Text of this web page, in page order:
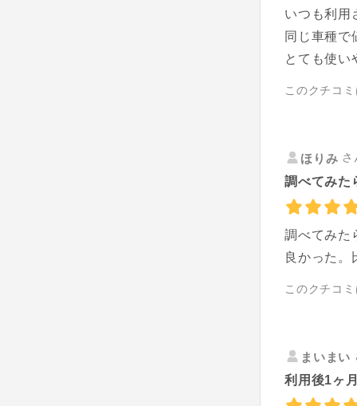
いつも利用
同じ車種
とても使い
このクチコ
ほりみ
調べてみた
調べてみた
良かった。
このクチコ
まいまい
利用後1ヶ